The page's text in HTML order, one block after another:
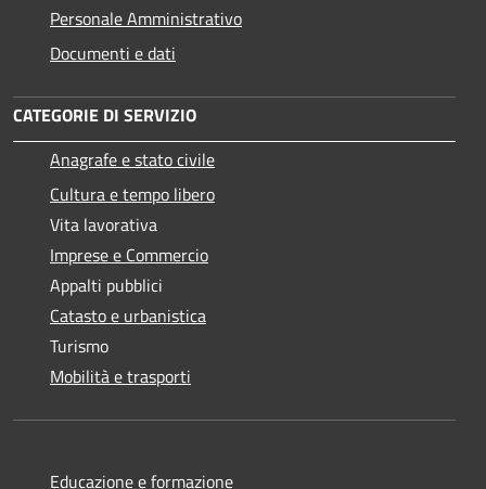
Personale Amministrativo
Documenti e dati
CATEGORIE DI SERVIZIO
Anagrafe e stato civile
Cultura e tempo libero
Vita lavorativa
Imprese e Commercio
Appalti pubblici
Catasto e urbanistica
Turismo
Mobilità e trasporti
Educazione e formazione